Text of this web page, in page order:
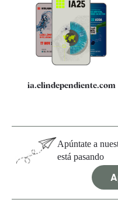
Quiénes somos
Especificaciones
ia.elindependiente.com
Apúntate a
está pasando